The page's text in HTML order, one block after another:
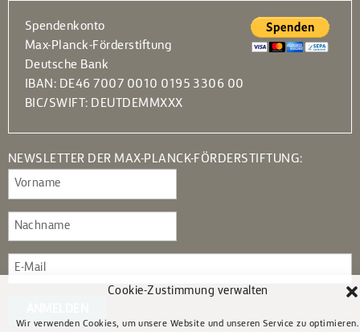
Cookie-Zustimmung verwalten
Wir verwenden Cookies, um unsere Website und unseren Service zu optimieren.
Spendenkonto
Max-Planck-Förderstiftung
Deutsche Bank
IBAN: DE46 7007 0010 0195 3306 00
BIC/SWIFT: DEUTDEMMXXX
NEWSLETTER DER MAX-PLANCK-FÖRDERSTIFTUNG: